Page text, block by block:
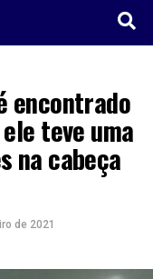
encontrado
teve uma
na cabeça
de 2021